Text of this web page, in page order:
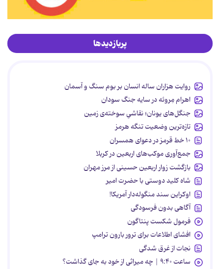
پربازدیدها
روایت هزاران ساله انسان بر بوم سنگ و آسمان
اهرام مِروئه در سایه جنگ سودان
جنگل‌های یونان؛ نقاشیِ سوخته‌ی زمین
تازه‌ترین وضعیت تنگه هرمز
۱۰ خط قرمز در دعوای همسران
جمع‌آوری موکب‌های اربعین در کربلا
بازگشت زوار اربعین حسینی از مرز مهران
شاه کلید دوستی با حضرت امیر
اوکراین سند منگوله‌دار آمریکا!
آگاهی بدون فرسودگی
فرمول شکست پنتاگون
افشای اطلاعات برای ترور بارون ترامپ
نجات از غرق شدگی
ساعت ۹:۴۰ | چه میراثی از خود به جای گذاشت؟